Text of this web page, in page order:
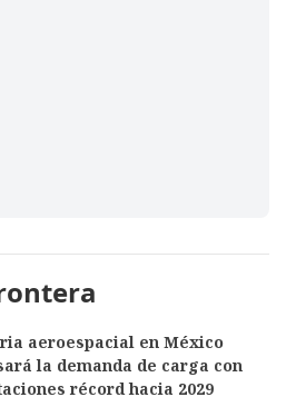
aeroespacial en México
la demanda de carga con
récord hacia 2029